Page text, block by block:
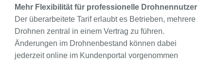
Mehr Flexibilität für professionelle Drohnennutzer
Der überarbeitete Tarif erlaubt es Betrieben, mehrere
Drohnen zentral in einem Vertrag zu führen.
Änderungen im Drohnenbestand können dabei
jederzeit online im Kundenportal vorgenommen